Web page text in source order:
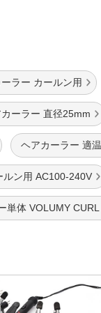
ラー カールン用
ーラー 直径25mm
ヘアカーラー 適
ルン用 AC100-240V
単体 VOLUMY CURL